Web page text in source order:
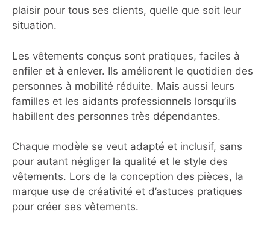
plaisir pour tous ses clients, quelle que soit leur
situation.
Les vêtements conçus sont pratiques, faciles à
enfiler et à enlever. Ils améliorent le quotidien des
personnes à mobilité réduite. Mais aussi leurs
familles et les aidants professionnels lorsqu’ils
habillent des personnes très dépendantes.
Chaque modèle se veut adapté et inclusif, sans
pour autant négliger la qualité et le style des
vêtements. Lors de la conception des pièces, la
marque use de créativité et d’astuces pratiques
pour créer ses vêtements.